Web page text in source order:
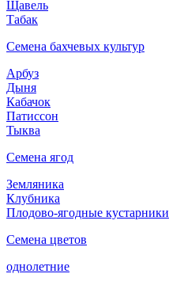
Щавель
Табак
Семена бахчевых культур
Арбуз
Дыня
Кабачок
Патиссон
Тыква
Семена ягод
Земляника
Клубника
Плодово-ягодные кустарники
Семена цветов
однолетние